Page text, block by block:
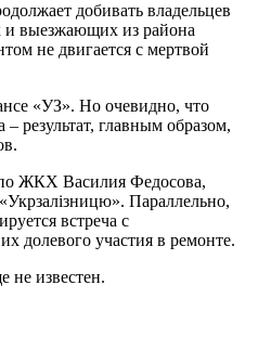
добивать владельцев
и выезжающих из района
не двигается с мертвой
«УЗ». Но очевидно, что
результат, главным образом,
ЖКХ Василия Федосова,
Параллельно,
встреча с
долевого участия в ремонте.
не известен.